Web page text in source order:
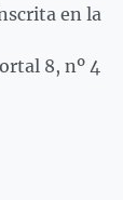
en la
8, nº 4